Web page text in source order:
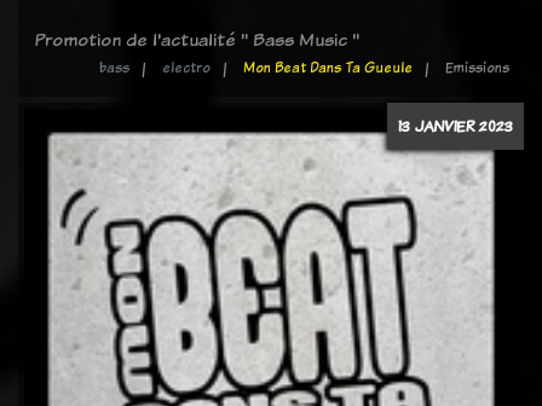
Promotion de l'actualité " Bass Music "
bass electro Mon Beat Dans Ta Gueule Emissions
13 JANVIER 2023